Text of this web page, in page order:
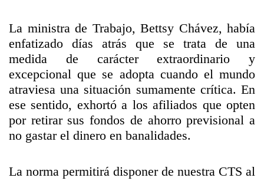
La ministra de Trabajo, Bettsy Chávez, había
enfatizado días atrás que se trata de una
medida de carácter extraordinario y
excepcional que se adopta cuando el mundo
atraviesa una situación sumamente crítica. En
ese sentido, exhortó a los afiliados que opten
por retirar sus fondos de ahorro previsional a
no gastar el dinero en banalidades.
La norma permitirá disponer de nuestra CTS al